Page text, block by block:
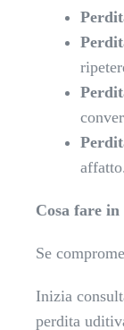
affatto.
Cosa fare
Se
Inizia
perdita